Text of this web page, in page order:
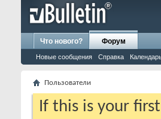
Что нового? Форум
Новые сообщения Справка
Пользователи
If this is your